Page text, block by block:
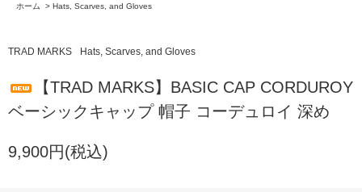
ホーム
> Hats, Scarves, and Gloves
TRAD MARKS Hats, Scarves, and Gloves
【TRAD MARKS】BASIC CAP CORDUROY
ベーシックキャップ 帽子 コーデュロイ 深め
9,900円(税込)